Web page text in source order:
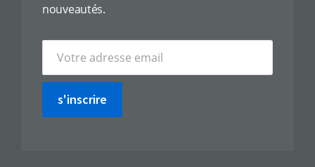
nouveautés.
s'inscrire